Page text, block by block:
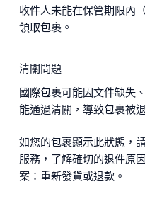
收件人未能在保管期限內
領取包裹。
清關問題
國際包裹可能因文件缺失
能通過清關，導致包裹被
如您的包裹顯示此狀態，
服務，了解確切的退件原
案：重新發貨或退款。